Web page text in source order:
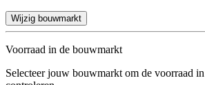
Wijzig bouwmarkt
Voorraad in de bouwmarkt
Selecteer jouw bouwmarkt om de voorraad